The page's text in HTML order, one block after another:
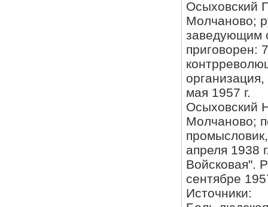
Осыховский
Молчаново;
заведующим
приговорен:
мая 1957 г.
Осыховский
Молчаново;
апреля 1938
Войсковая".
сентябре
Источники: